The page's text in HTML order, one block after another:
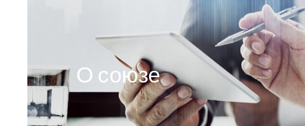
О союзе